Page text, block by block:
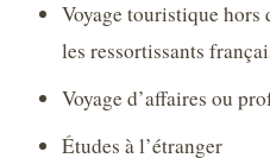
Voyage touristique hors
les ressortissants
Voyage d’affaires ou
Études à l’étranger